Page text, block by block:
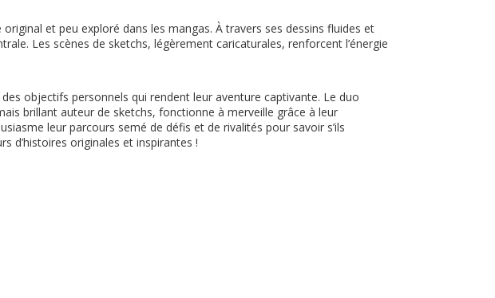
et peu exploré dans les mangas. À travers ses dessins fluides et
Les scènes de sketchs, légèrement caricaturales, renforcent l’énergie
objectifs personnels qui rendent leur aventure captivante. Le duo
brillant auteur de sketchs, fonctionne à merveille grâce à leur
leur parcours semé de défis et de rivalités pour savoir s’ils
d’histoires originales et inspirantes !